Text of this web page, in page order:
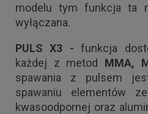
modelu tym funkcja ta
wyłączana.
PULS X3 -funkcja
każdej z metod MMA,
spawania z pulsem
spawaniu elementów
kwasoodpornej oraz